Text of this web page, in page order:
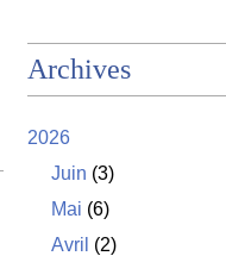
Archives
2026
Juin (3)
Mai (6)
Avril (2)